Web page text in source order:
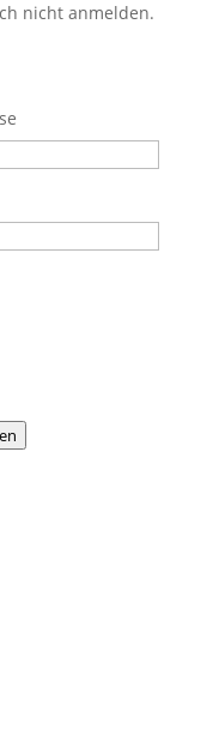
nicht anmelden.